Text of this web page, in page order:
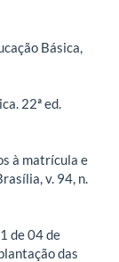
Básica,
22ª ed.
à matrícula e
v. 94, n.
de 04 de
das